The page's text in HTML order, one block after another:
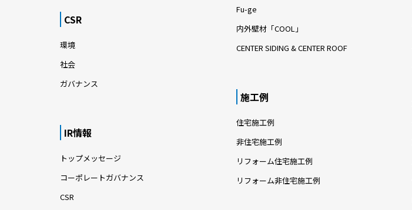
CSR
環境
社会
ガバナンス
IR情報
トップメッセージ
コーポレートガバナンス
CSR
Fu-ge
内外壁材「COOL」
CENTER SIDING & CENTER ROOF
施工例
住宅施工例
非住宅施工例
リフォーム住宅施工例
リフォーム非住宅施工例